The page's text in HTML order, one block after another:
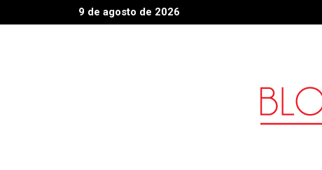
9 de agosto de 2026